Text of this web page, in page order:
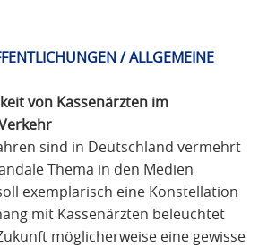
/ ALLGEMEINE
von Kassenärzten im
sind in Deutschland vermehrt
Thema in den Medien
exemplarisch eine Konstellation
mit Kassenärzten beleuchtet
möglicherweise eine gewisse